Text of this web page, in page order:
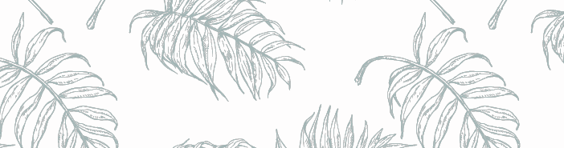
BRULO (UK) - King For A Day NEIPA - (Sans Alcool) - 0,5% - Canette 33cl
BRULO (UK) - King For A Day NEIPA - (Sans Alcool) - 0,5% - Canette 33cl
Achat immédiat